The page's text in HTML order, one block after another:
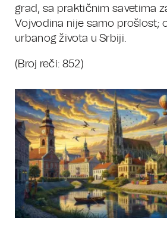
grad, sa praktičnim savetima
Vojvodina nije samo prošlost;
urbanog života u Srbiji.
(Broj reči: 852)